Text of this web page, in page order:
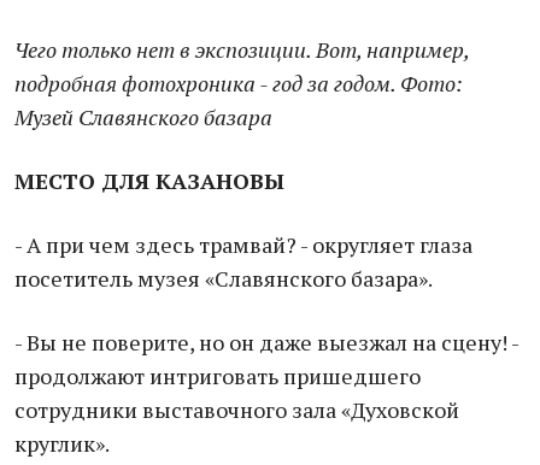
Чего только нет в экспозиции. Вот, например,
подробная фотохроника - год за годом. Фото:
Музей Славянского базара
МЕСТО ДЛЯ КАЗАНОВЫ
- А при чем здесь трамвай? - округляет глаза
посетитель музея «Славянского базара».
- Вы не поверите, но он даже выезжал на сцену! -
продолжают интриговать пришедшего
сотрудники выставочного зала «Духовской
круглик».